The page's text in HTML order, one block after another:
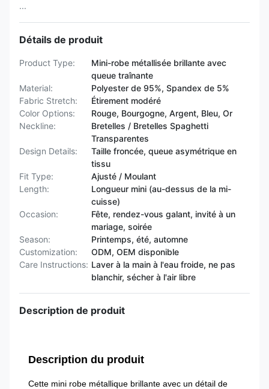
...
Détails de produit
Product Type:
Mini-robe métallisée brillante avec
queue traînante
Material:
Polyester de 95%, Spandex de 5%
Fabric Stretch:
Étirement modéré
Color Options:
Rouge, Bourgogne, Argent, Bleu, Or
Neckline:
Bretelles / Bretelles Spaghetti
Transparentes
Design Details:
Taille froncée, queue asymétrique en
tissu
Fit Type:
Ajusté / Moulant
Length:
Longueur mini (au-dessus de la mi-
cuisse)
Occasion:
Fête, rendez-vous galant, invité à un
mariage, soirée
Season:
Printemps, été, automne
Customization:
ODM, OEM disponible
Care Instructions: Laver à la main à l'eau froide, ne pas
blanchir, sécher à l'air libre
Description de produit
Description du produit
Cette mini robe métallique brillante avec un détail de